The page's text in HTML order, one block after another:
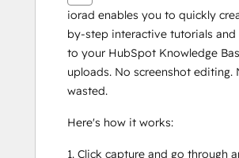
iorad enables you to quickly
by-step interactive tutorials and
to your HubSpot Knowledge
uploads. No screenshot editing.
wasted.
Here's how it works:
1. Click capture and go through